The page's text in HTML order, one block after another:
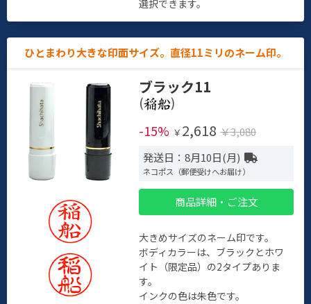
選択できます。
ひとまわり大きな印面サイズ。直径11ミリのネーム印。
ブラック11
(
)
-15% ￥ 2,618 ￥3,080
発送日：8月10日(月)
ネコポス（郵便受けへお届け）
商品詳細・ご注文
大きめサイズのネーム印です。
ボディカラーは、ブラックとホワ
イト（限定品）の2タイプありま
す。
インクの色は朱色です。